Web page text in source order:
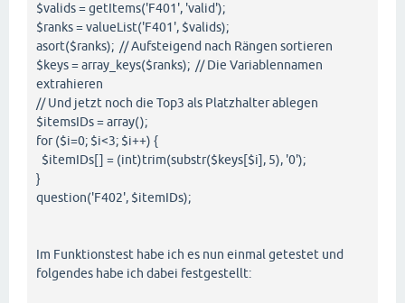
$valids = getItems('F401', 'valid');
$ranks = valueList('F401', $valids);
asort($ranks); // Aufsteigend nach Rängen sortieren
$keys = array_keys($ranks); // Die Variablennamen
extrahieren
// Und jetzt noch die Top3 als Platzhalter ablegen
$itemsIDs = array();
for ($i=0; $i<3; $i++) {
$itemIDs[] = (int)trim(substr($keys[$i], 5), '0');
}
question('F402', $itemIDs);
Im Funktionstest habe ich es nun einmal getestet und
folgendes habe ich dabei festgestellt: